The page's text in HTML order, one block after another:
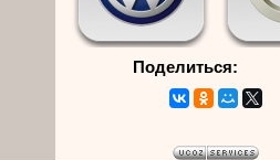
Поделиться: